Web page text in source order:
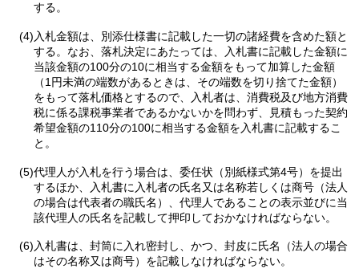
する。
(4)入札金額は、別添仕様書に記載した一切の諸経費を含めた額と
する。なお、落札決定にあたっては、入札書に記載した金額に
当該金額の100分の10に相当する金額をもって加算した金額
（1円未満の端数があるときは、その端数を切り捨てた金額）
をもって落札価格とするので、入札者は、消費税及び地方消費
税に係る課税事業者であるかないかを問わず、見積もった契約
希望金額の110分の100に相当する金額を入札書に記載するこ
と。
(5)代理人が入札を行う場合は、委任状（別紙様式第4号）を提出
するほか、入札書に入札者の氏名又は名称若しくは商号（法人
の場合は代表者の職氏名）、代理人であることの表示並びに当
該代理人の氏名を記載して押印しておかなければならない。
(6)入札書は、封筒に入れ密封し、かつ、封皮に氏名（法人の場合
はその名称又は商号）を記載しなければならない。